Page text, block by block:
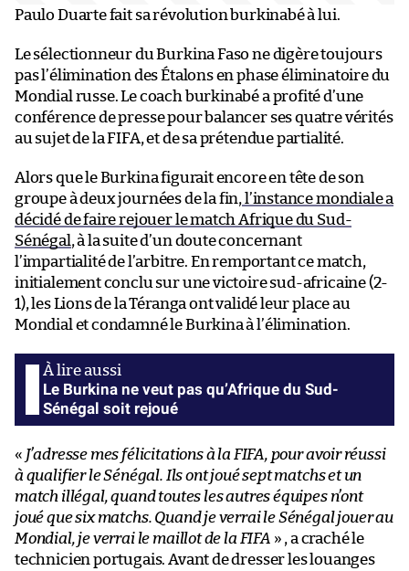
Paulo Duarte fait sa révolution burkinabé à lui.
Le sélectionneur du Burkina Faso ne digère toujours
pas l’élimination des Étalons en phase éliminatoire du
Mondial russe. Le coach burkinabé a profité d’une
conférence de presse pour balancer ses quatre vérités
au sujet de la FIFA, et de sa prétendue partialité.
Alors que le Burkina figurait encore en tête de son
groupe à deux journées de la fin, l’instance mondiale a
décidé de faire rejouer le match Afrique du Sud-
Sénégal, à la suite d’un doute concernant
l’impartialité de l’arbitre. En remportant ce match,
initialement conclu sur une victoire sud-africaine (2-
1), les Lions de la Téranga ont validé leur place au
Mondial et condamné le Burkina à l’élimination.
Le Burkina ne veut pas qu’Afrique du Sud-
Sénégal soit rejoué
« J’adresse mes félicitations à la FIFA, pour avoir réussi
à qualifier le Sénégal. Ils ont joué sept matchs et un
match illégal, quand toutes les autres équipes n’ont
joué que six matchs. Quand je verrai le Sénégal jouer au
Mondial, je verrai le maillot de la FIFA » , a craché le
technicien portugais. Avant de dresser les louanges